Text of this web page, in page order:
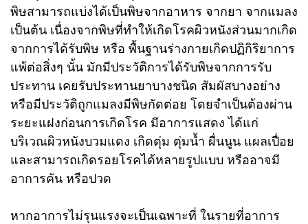
พิษสามารถแบ่งได้เป็นพิษจากอาหาร จากยา จากแมลง
เป็นต้น เนื่องจากพิษที่ทำให้เกิดโรคผิวหนังส่วนมากเกิด
จากการได้รับพิษ หรือ พื้นฐานร่างกายเกิดปฏิกิริยาการ
แพ้ต่อสิ่งๆ นั้น มักมีประวัติการได้รับพิษจากการรับ
ประทาน เคยรับประทานยาบางชนิด สัมผัสบางอย่าง
หรือมีประวัติถูกแมลงมีพิษกัดต่อย โดยจำเป็นต้องผ่าน
ระยะแฝงก่อนการเกิดโรค มีอาการแสดง ได้แก่
บริเวณผิวหนังบวมแดง เกิดตุ่ม ตุ่มน้ำ ผื่นนูน แผลเปื่อย
และสามารถเกิดรอยโรคได้หลายรูปแบบ หรืออาจมี
อาการคัน หรือปวด
หากอาการไม่รุนแรงจะเป็นเฉพาะที่ ในรายที่อาการ